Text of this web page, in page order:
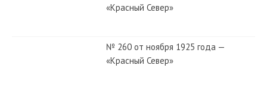
«Красный Север»
№ 260 от ноября 1925 года —
«Красный Север»